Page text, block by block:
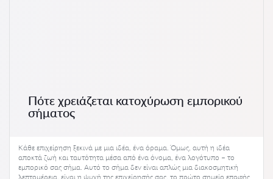
Πότε χρειάζεται κατοχύρωση εμπορικού
σήματος
Κάθε επιχείρηση ξεκινά με μια ιδέα, ένα όραμα. Όμως, αυτή η ιδέα
αποκτά ζωή και ταυτότητα μέσα από ένα όνομα, ένα λογότυπο – το
εμπορικό σας σήμα. Αυτό το σήμα δεν είναι απλώς μια διακοσμητική
λεπτομέρεια, είναι η ψυχή της επιχείρησής σας, το πρώτο σημείο επαφής